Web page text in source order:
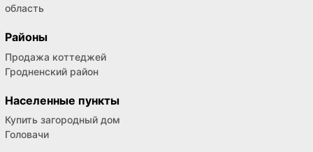
область
Районы
Продажа коттеджей
Гродненский район
Населенные пункты
Купить загородный дом
Головачи